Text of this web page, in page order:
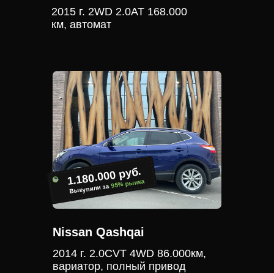
1.180.000 руб.
Выкупили за95% рынка
2015 г. 2WD 2.0АТ 168.000
км, автомат
2014 г. 2.0CVT 4WD 86.000км,
вариатор, полный привод
Nissan Qashqai